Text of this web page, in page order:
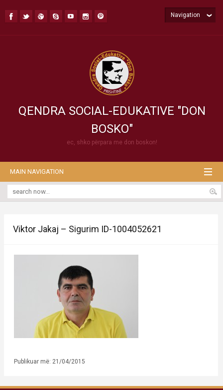
QENDRA SOCIAL-EDUKATIVE "DON
BOSKO"
ec, shko përpara me don boskon!
Navigation
MAIN NAVIGATION
Viktor Jakaj – Sigurim ID-1004052621
Publikuar më: 21/04/2015